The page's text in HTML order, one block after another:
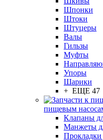
Шпонки
Штоки
Штуцеры
Валы
Гильзы
Муфты
Упоры
Шарики
+ ЕЩЕ 47
пищевым
Клапаны
Манжеты
Прокладки